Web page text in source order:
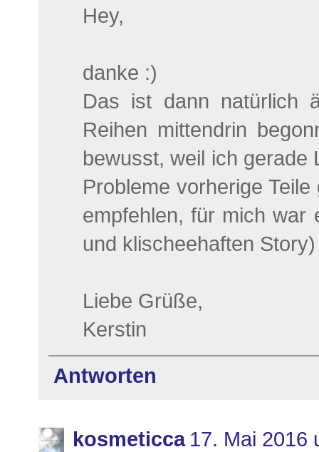
Hey,
danke :)
Das ist dann natürlich
Reihen mittendrin
bewusst, weil ich gerade
Probleme vorherige
empfehlen, für mich war
und klischeehaften
Liebe Grüße,
Kerstin
Antworten
kosmeticca 17. Mai 2016